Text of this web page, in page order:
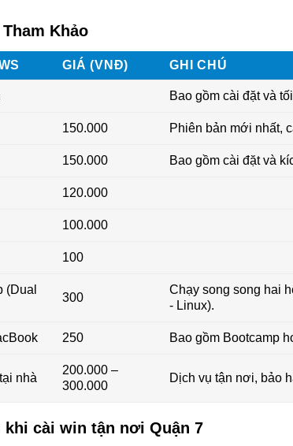
Khảo
GIÁ (VNĐ) GHI CHÚ
Bao gồm cài đặt và
150.000 Phiên bản mới nhất,
150.000 Bao gồm cài đặt và
120.000
100.000
100
(Dual
300
Chạy song song hai
- Linux).
250 Bao gồm Bootcamp
nhà
200.000 –
300.000
Dịch vụ tận nơi, bảo
khi cài win tận nơi Quận 7